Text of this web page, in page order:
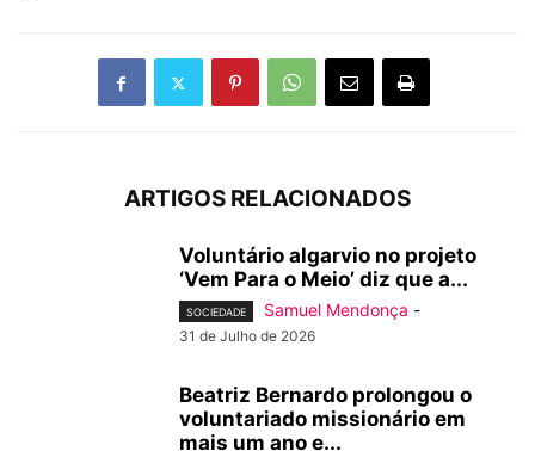
ARTIGOS RELACIONADOS
Voluntário algarvio no projeto
‘Vem Para o Meio’ diz que a...
SOCIEDADE Samuel Mendonça -
31 de Julho de 2026
Beatriz Bernardo prolongou o
voluntariado missionário em
mais um ano e...